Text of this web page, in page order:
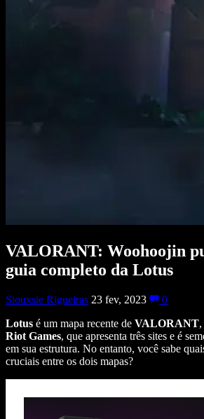
VALORANT: Woohoojin
guia completo da Lotus
Siouxsie Rigueiras 23 fev, 2023
0
Lotus é um mapa recente de VALORANT,
Riot Games, que apresenta três sites e é
em sua estrutura. No entanto, você sabe
cruciais entre os dois mapas?